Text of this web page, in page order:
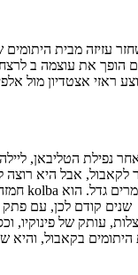
הופך את עוצמה ב
לקאבול, אבל היא
עותק של פינוקיו,
היתומים בקאבול,